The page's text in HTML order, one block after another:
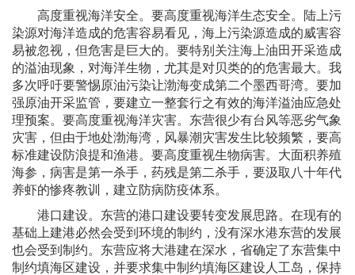
高度重视海洋安全。要高度重视海洋生态安全。陆上污
染源对海洋造成的危害容易看见，海上污染源造成的威害容
易被忽视，但危害是巨大的。要特别关注海上油田开采造成
的溢油现象，对海洋生物，尤其是对贝类的的危害最大。我
多次呼吁要警惕原油污染让渤海变成第二个墨西哥湾。要加
强原油开采监管，要建立一整套行之有效的海洋溢油应急处
理预案。要高度重视海洋灾害。东营很少有台风等恶劣气象
灾害，但由于地处渤海湾，风暴潮灾害发生比较频繁，要高
标准建设防浪提和渔港。要高度重视生物病害。大面积养殖
海参，病害是第一杀手，药残是第二杀手，要汲取八十年代
养虾的惨疼教训，建立防病防疫体系。
港口建设。东营的港口建设要转变发展思路。在现有的
基础上建港必然会受到环境的制约，没有深水港东营的发展
也会受到制约。东营应将大港建在深水，省确定了东营集中
制约填海区建设，并要求集中制约填海区建设人工岛，保持